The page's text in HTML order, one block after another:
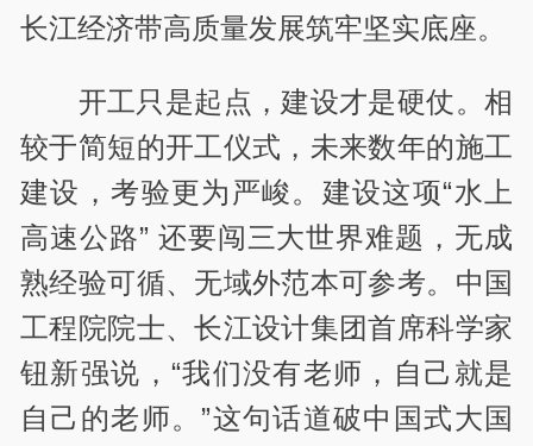
长江经济带高质量发展筑牢坚实底座。
开工只是起点，建设才是硬仗。相
较于简短的开工仪式，未来数年的施工
建设，考验更为严峻。建设这项“水上
高速公路” 还要闯三大世界难题，无成
熟经验可循、无域外范本可参考。中国
工程院院士、长江设计集团首席科学家
钮新强说，“我们没有老师，自己就是
自己的老师。”这句话道破中国式大国